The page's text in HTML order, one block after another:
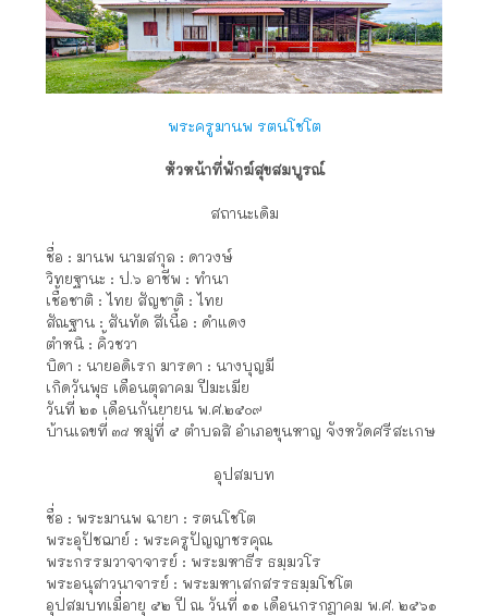
พระครูมานพ รตนโชโต
หัวหน้าที่พักฆ์สุขสมบูรณ์
สถานะเดิม
ชื่อ : มานพ นามสกุล : ดาวงษ์
วิทยฐานะ : ป.๖ อาชีพ : ทำนา
เชื้อชาติ : ไทย สัญชาติ : ไทย
สัณฐาน : สันทัด สีเนื้อ : ดำแดง
ตำหนิ : คิ้วชวา
บิดา : นายอดิเรก มารดา : นางบุญมี
เกิดวันพุธ เดือนตุลาคม ปีมะเมีย
วันที่ ๒๑ เดือนกันยายน พ.ศ.๒๕๐๙
บ้านเลขที่ ๓๘ หมู่ที่ ๕ ตำบลสิ อำเภอขุนหาญ จังหวัดศรีสะเกษ
อุปสมบท
ชื่อ : พระมานพ ฉายา : รตนโชโต
พระอุปัชฌาย์ : พระครูปัญญาชรคุณ
พระกรรมวาจาจารย์ : พระมหาธีร ธมฺมวโร
พระอนุสาวนาจารย์ : พระมหาเสกสรรธมฺมโชโต
อุปสมบทเมื่อายุ ๕๒ ปี ณ วันที่ ๑๑ เดือนกรกฎาคม พ.ศ. ๒๕๖๑